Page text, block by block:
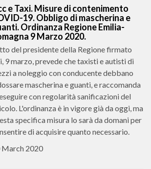
e Taxi. Misure di contenimento
19. Obbligo di mascherina e
Ordinanza Regione Emilia-
9 Marzo 2020.
del presidente della Regione firmato
9 marzo, prevede che taxisti e autisti di
a noleggio con conducente debbano
mascherina e guanti, e raccomanda
con regolarità sanificazioni del
L'ordinanza è in vigore già da oggi, ma
specifica misura lo sarà da domani per
di acquisire quanto necessario.
March 2020